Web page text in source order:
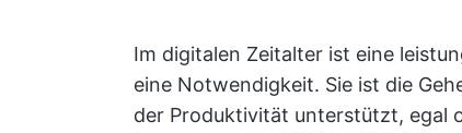
Im digitalen Zeitalter ist eine
eine Notwendigkeit. Sie ist die
der Produktivität unterstützt, egal